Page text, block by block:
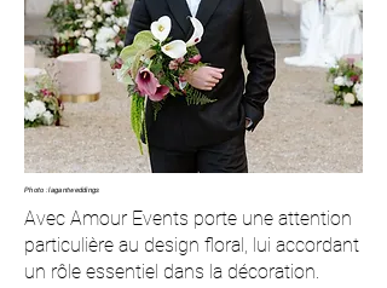
Photo :lagantweddings
Avec Amour Events porte une attention
particulière au design floral, lui accordant
un rôle essentiel dans la décoration.